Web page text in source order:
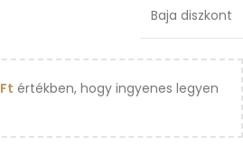
Baja diszkont
Ft értékben, hogy ingyenes legyen